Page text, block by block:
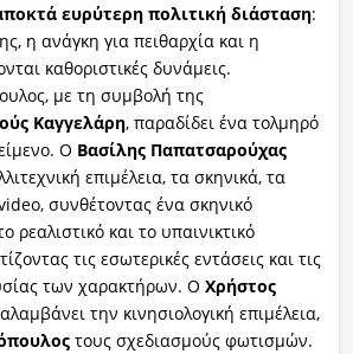
ευρύτερη πολιτική διάσταση:
η ανάγκη για πειθαρχία και η
καθοριστικές δυνάμεις.
με τη συμβολή της
Καγγελάρη, παραδίδει ένα τολμηρό
Ο Βασίλης Παπατσαρούχας
επιμέλεια, τα σκηνικά, τα
συνθέτοντας ένα σκηνικό
ρεαλιστικό και το υπαινικτικό
τις εσωτερικές εντάσεις και τις
των χαρακτήρων. Ο Χρήστος
την κινησιολογική επιμέλεια,
τους σχεδιασμούς φωτισμών.